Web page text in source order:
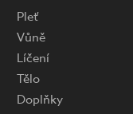
Pleť
Vůně
Líčení
Tělo
Doplňky